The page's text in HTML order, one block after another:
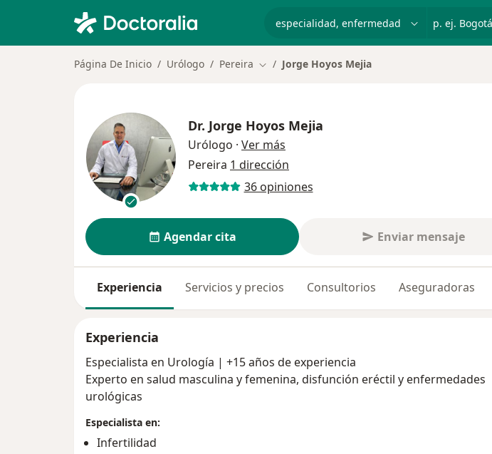
p. ej. Bogotá
Página De Inicio Urólogo Pereira Cambiar de ciudad
Jorge Hoyos Mejia
Dr. Jorge Hoyos Mejia
Urólogo · Ver más
Pereira 1 dirección
36 opiniones
Agendar cita Enviar mensaje
Experiencia Servicios y precios Consultorios Aseguradoras
Experiencia
Especialista en Urología | +15 años de experiencia
Experto en salud masculina y femenina, disfunción eréctil y enfermedades
urológicas
Especialista en:
Infertilidad